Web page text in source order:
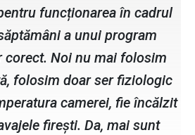
funcționarea în cadrul
a unui program
corect. Noi nu mai folosim
folosim doar ser fiziologic
camerei, fie încălzit
firești. Da, mai sunt